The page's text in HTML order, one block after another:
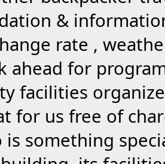
&
rate ,
ahead for
facilities
for us free of
is something